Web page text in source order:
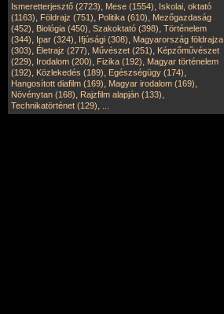
Ismeretterjesztő (2723), Mese (1554), Iskolai, oktató
(1163), Földrajz (751), Politika (610), Mezőgazdaság
(452), Biológia (450), Szakoktató (398), Történelem
(344), Ipar (324), Ifjúsági (308), Magyarország földrajza
(303), Életrajz (277), Művészet (251), Képzőművészet
(229), Irodalom (200), Fizika (192), Magyar történelem
(192), Közlekedés (189), Egészségügy (174),
Hangosított diafilm (169), Magyar irodalom (169),
Növénytan (168), Rajzfilm alapján (133),
Technikatörténet (129),